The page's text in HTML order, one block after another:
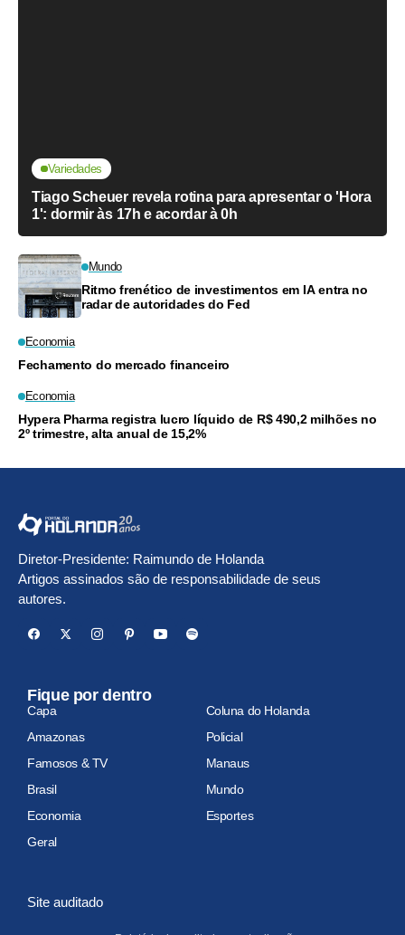
Variedades
Tiago Scheuer revela rotina para apresentar o 'Hora
1': dormir às 17h e acordar à 0h
Mundo
Ritmo frenético de investimentos em IA entra no
radar de autoridades do Fed
Economia
Fechamento do mercado financeiro
Economia
Hypera Pharma registra lucro líquido de R$ 490,2 milhões no
2º trimestre, alta anual de 15,2%
Diretor-Presidente: Raimundo de Holanda
Artigos assinados são de responsabilidade de seus
autores.
Fique por dentro
Capa
Coluna do Holanda
Amazonas
Policial
Famosos & TV
Manaus
Brasil
Mundo
Economia
Esportes
Geral
Site auditado